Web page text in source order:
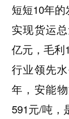
短短10年
实现货运
亿元，毛利
行业领先
年，安能
591元/吨，